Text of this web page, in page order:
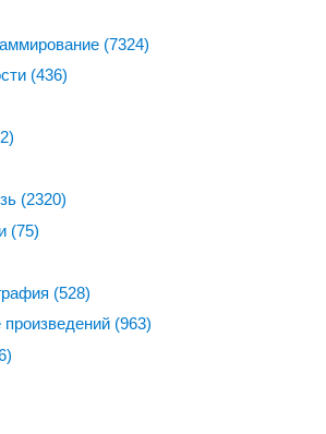
(7324)
(436)
(2320)
(75)
(528)
(963)